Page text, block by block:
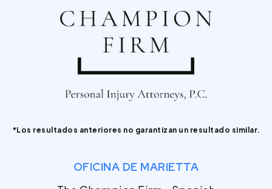
*Los resultados anteriores no garantizan un resultado similar.
OFICINA DE MARIETTA